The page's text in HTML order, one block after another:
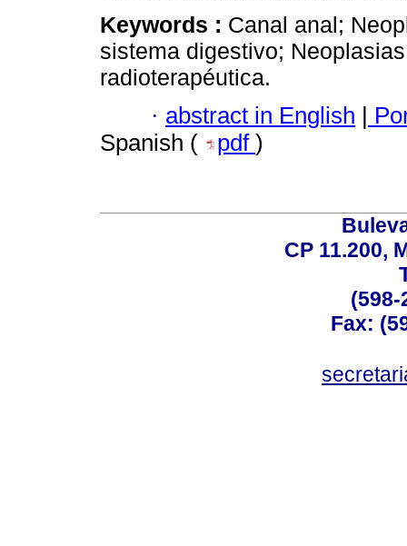
Keywords : Canal anal;
sistema digestivo;
radioterapéutica.
· abstract in English
Spanish (
pdf )
CP 11.200,
(598-
Fax: